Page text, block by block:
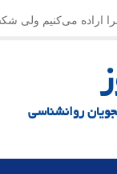
اراده می‌کنیم ولی
روانشناسی